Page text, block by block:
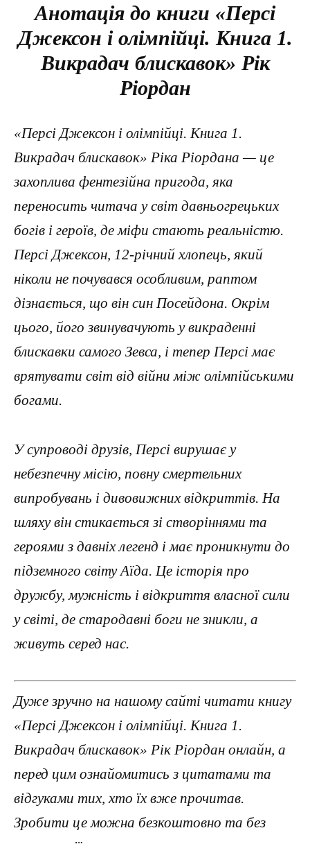
Анотація до книги «Персі
Джексон і олімпійці. Книга 1.
Викрадач блискавок» Рік
Ріордан
«Персі Джексон і олімпійці. Книга 1.
Викрадач блискавок» Ріка Ріордана — це
захоплива фентезійна пригода, яка
переносить читача у світ давньогрецьких
богів і героїв, де міфи стають реальністю.
Персі Джексон, 12-річний хлопець, який
ніколи не почувався особливим, раптом
дізнається, що він син Посейдона. Окрім
цього, його звинувачують у викраденні
блискавки самого Зевса, і тепер Персі має
врятувати світ від війни між олімпійськими
богами.
У супроводі друзів, Персі вирушає у
небезпечну місію, повну смертельних
випробувань і дивовижних відкриттів. На
шляху він стикається зі створіннями та
героями з давніх легенд і має проникнути до
підземного світу Аїда. Це історія про
дружбу, мужність і відкриття власної сили
у світі, де стародавні боги не зникли, а
живуть серед нас.
Дуже зручно на нашому сайті читати книгу
«Персі Джексон і олімпійці. Книга 1.
Викрадач блискавок» Рік Ріордан онлайн, а
перед цим ознайомитись з цитатами та
відгуками тих, хто їх вже прочитав.
Зробити це можна безкоштовно та без